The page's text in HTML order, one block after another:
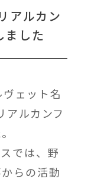
アルカン
ました
ェット名
アルカンフ
では、野
らの活動